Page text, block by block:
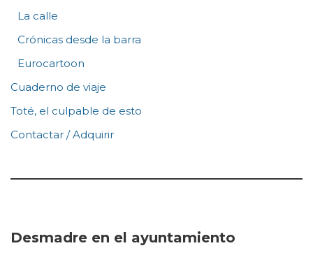
La calle
Crónicas desde la barra
Eurocartoon
Cuaderno de viaje
Toté, el culpable de esto
Contactar / Adquirir
Desmadre en el ayuntamiento